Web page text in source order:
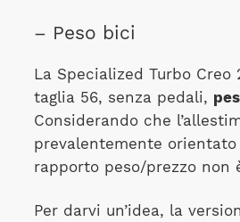
– Peso bici
La Specialized Turbo Creo
taglia 56, senza pedali,
Considerando che
prevalentemente orientato
rapporto peso/prezzo non
Per darvi un’idea, la